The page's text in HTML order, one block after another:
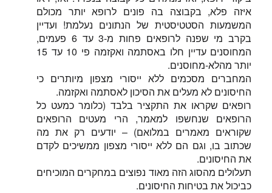
איזה פלא, בקבוצה בה פונים לרופא יותר מכולם
המשמעות הסטטיסטית של הנתונים נעלמת! ועדיין
בקרב מי שפנה לרופאים פחות מ-3 עד 6 פעמים,
המחוסנים עדיין חלו באסתמה ואקזמה פי 10 עד 15
יותר מהלא-מחוסנים.
המחברים מסכמים ללא ייסורי מצפון מיותרים כי
החיסונים לא מעלים את הסיכון לאסתמה ואקזמה.
רופאים שקראו את התקציר בלבד (כלומר כמעט כל
הרופאים שנחשפו למאמר, הרי מעטים הרופאים
שקוראים מאמרים במלואם) – יודעים רק את מה
שכתוב בו, וגם הם ללא ייסורי מצפון ממשיכים לקדם
את החיסונים.
תעלולים מהסוג הזה מאוד נפוצים במחקרים המוכיחים
כביכול את בטיחות החיסונים.